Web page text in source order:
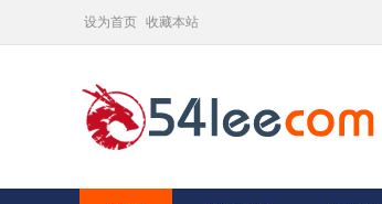
设为首页 收藏本站